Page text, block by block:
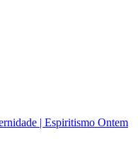
| Espiritismo Ontem